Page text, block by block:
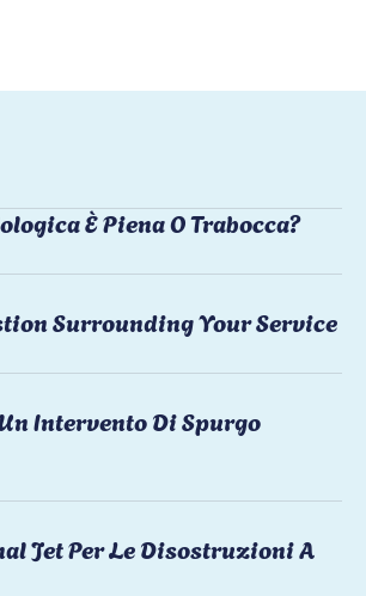
È Piena O Trabocca?
Surrounding Your Service
Intervento Di Spurgo
Jet Per Le Disostruzioni A